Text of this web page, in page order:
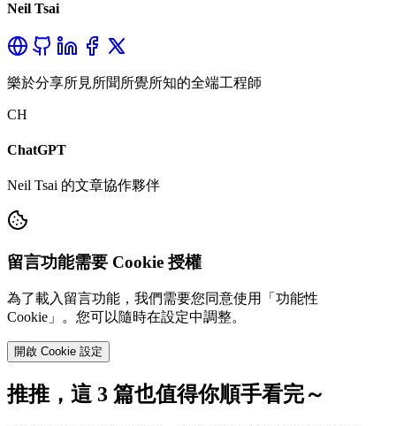
Neil Tsai
樂於分享所見所聞所覺所知的全端工程師
CH
ChatGPT
Neil Tsai 的文章協作夥伴
留言功能需要 Cookie 授權
為了載入留言功能，我們需要您同意使用「功能性
Cookie」。您可以隨時在設定中調整。
開啟 Cookie 設定
推推，這 3 篇也值得你順手看完～